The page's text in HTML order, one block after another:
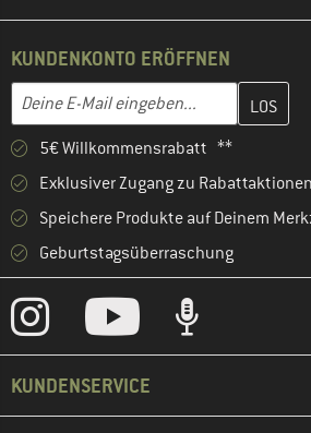
KUNDENKONTO ERÖFFNEN
E-Mail-Adresse
Gib hier deine E-Mail-Adresse ein und
5€ Willkommensrabatt **
Exklusiver Zugang zu Rabattaktionen
Speichere Produkte auf Deinem
Geburtstagsüberraschung
KUNDENSERVICE